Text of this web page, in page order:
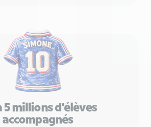
5 millions d'élèves
accompagnés